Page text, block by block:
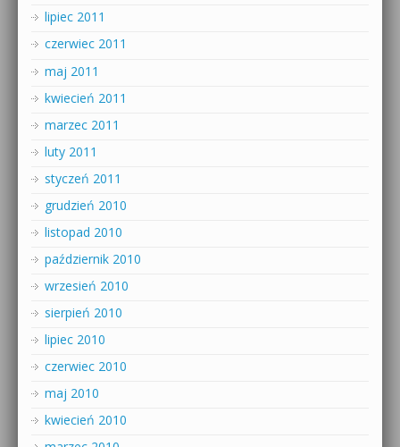
lipiec 2011
czerwiec 2011
maj 2011
kwiecień 2011
marzec 2011
luty 2011
styczeń 2011
grudzień 2010
listopad 2010
październik 2010
wrzesień 2010
sierpień 2010
lipiec 2010
czerwiec 2010
maj 2010
kwiecień 2010